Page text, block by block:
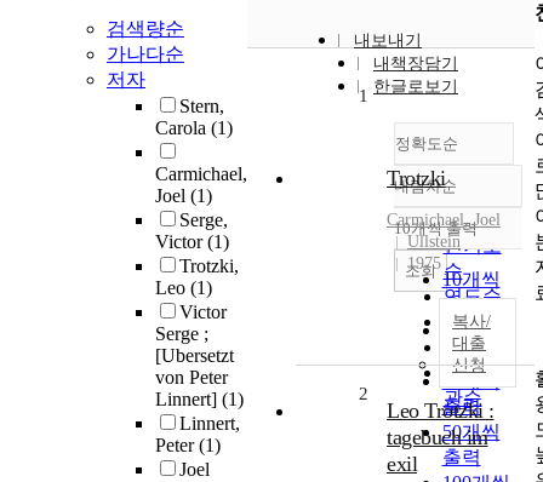
검색량순
가나다순
저자
Stern,
Carola (1)
Carmichael,
Joel (1)
Serge,
Victor(1)
Trotzki,
Leo (1)
Victor
Serge ;
[Ubersetzt
von Peter
Linnert] (1)
Linnert,
Peter(1)
Joel
내보내기
내책장담기
한글로보기
정확도순
정확도
순
인기도
순
연도순
제목순
저자순
발행기
관순
내림차순
내림차순
10개씩 출력
10개씩
출력
20개씩
출력
30개씩
출력
50개씩
출력
조회
1
Trotzki
Carmichael, Joel
Ullstein
1975
복사/
대출
신청
2
Leo Trotzki :
tagebuch im
exil